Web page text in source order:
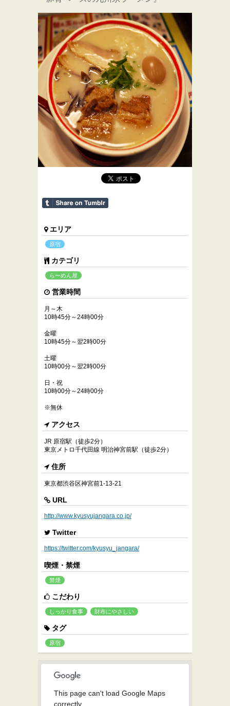
エリア
原宿
カテゴリ
らーめん屋
営業時間
月～木
10時45分～24時00分
金曜
10時45分～翌2時00分
土曜
10時00分～翌2時00分
日・祝
10時00分～24時00分
※無休
アクセス
JR 原宿駅（徒歩2分）
東京メトロ千代田線 明治神宮前駅（徒歩2分）
住所
東京都渋谷区神宮前1-13-21
URL
http://www.kyusyujangara.co.jp/
Twitter
https://twitter.com/kyusyu_jangara/
喫煙・禁煙
禁煙
こだわり
しっかり食事 財布にやさしい
タグ
原宿
This page can't load Google Maps
correctly.